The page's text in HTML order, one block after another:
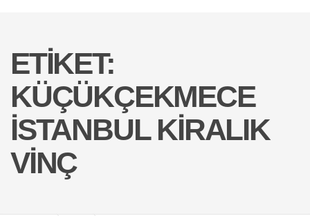
ETIKET:
KÜÇÜKÇEKMECE
İSTANBUL KIRALIK
VINÇ